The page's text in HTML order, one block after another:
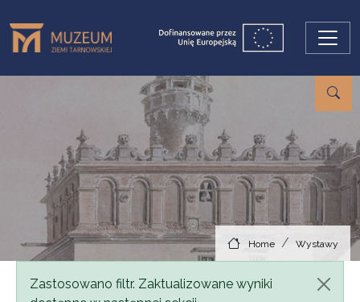
Home Wystawy
Status message
Zastosowano filtr. Zaktualizowane wyniki